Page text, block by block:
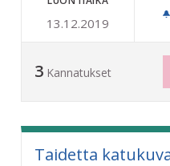
13.12.2019
3 Kannatukset
Taidetta